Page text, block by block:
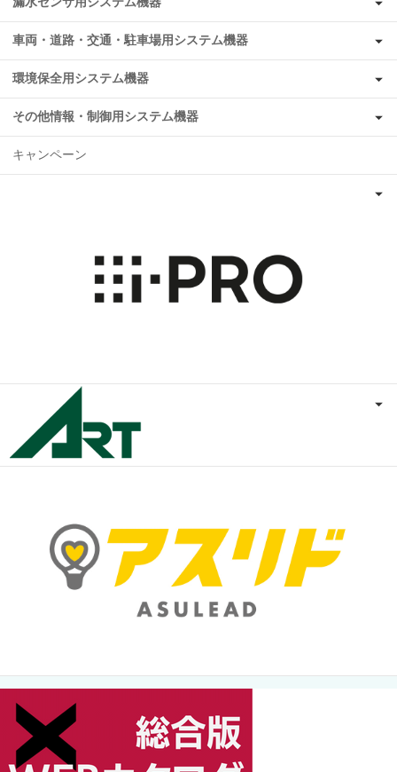
車両・道路・交通・駐車場用システム機器
環境保全用システム機器
その他情報・制御用システム機器
キャンペーン